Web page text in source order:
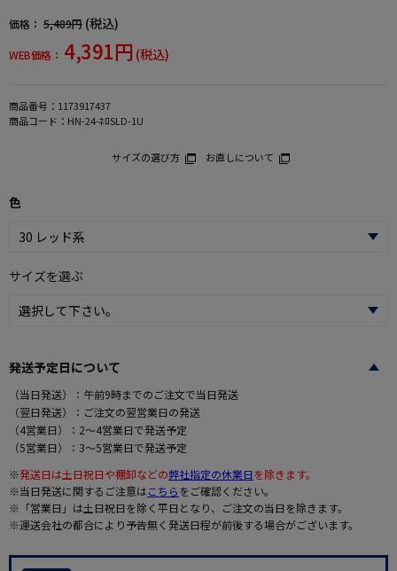
価格： 5,489円 (税込)
WEB価格： 4,391円 (税込)
商品番号： 1173917437
商品コード： HN-24-ﾈﾛSLD-1U
サイズの選び方 お直しについて
色
サイズを選ぶ
発送予定日について
（当日発送）：午前9時までのご注文で当日発送
（翌日発送）：ご注文の翌営業日の発送
（4営業日）：2～4営業日で発送予定
（5営業日）：3～5営業日で発送予定
※発送日は土日祝日や棚卸などの弊社指定の休業日を除きます。
※当日発送に関するご注意はこちらをご確認ください。
※「営業日」は土日祝日を除く平日となり、ご注文の当日を除きます。
※運送会社の都合により予告無く発送日程が前後する場合がございます。